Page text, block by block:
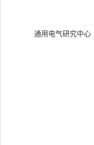
通用电气研究中心